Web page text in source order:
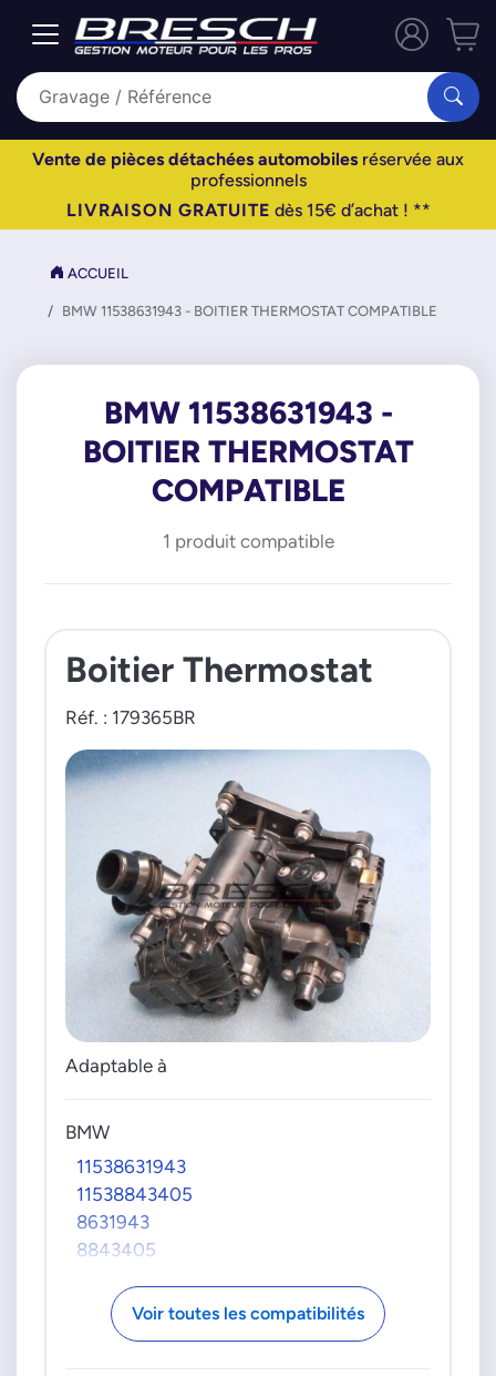
Vente de pièces détachées automobiles réservée aux
professionnels
LIVRAISON GRATUITE dès 15€ d’achat ! **
ACCUEIL
BMW 11538631943 - BOITIER THERMOSTAT COMPATIBLE
BMW 11538631943 -
BOITIER THERMOSTAT
COMPATIBLE
1 produit compatible
Boitier Thermostat
Réf. : 179365BR
Adaptable à
BMW
11538631943
11538843405
8631943
8843405
Voir toutes les compatibilités